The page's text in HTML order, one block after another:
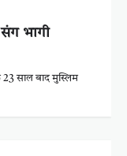
भागी
23 साल बाद मुस्लिम